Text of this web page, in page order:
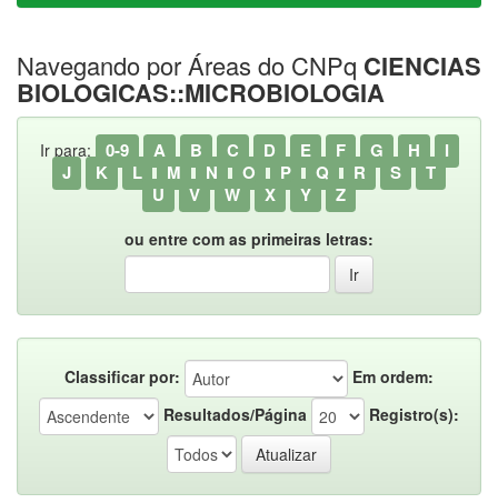
Navegando por Áreas do CNPq CIENCIAS
BIOLOGICAS::MICROBIOLOGIA
Ir para: 0-9 A B C D E F G H
I
J
K L M N O P Q R S
T
U
V W X Y Z
ou entre com as primeiras letras:
Classificar por:
Em ordem:
Resultados/Página
Registro(s):